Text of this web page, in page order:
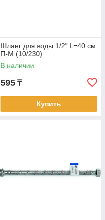
Шланг для воды 1/2" L=40 см
П-М (10/230)
В наличии
595 ₸
Купить